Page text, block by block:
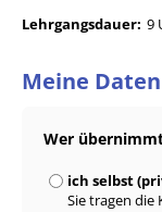
Lehrgangsdauer: 9
Meine Daten
Wer
ich selbst
Sie tragen die